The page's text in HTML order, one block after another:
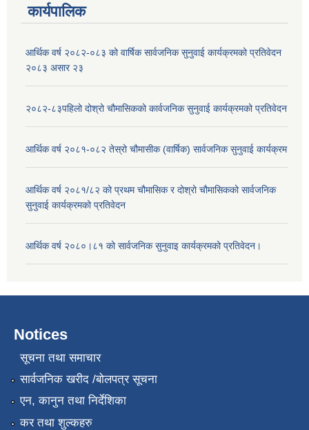
कार्यपालिक
आर्थिक वर्ष २०८२-०८३ को वार्षिक सार्वजनिक सुनुवाई कार्यक्रमको प्रतिवेदन
२०८३ असार २३
२०८२-८३पहिलो दोश्रो चौमासिकको कार्वजनिक सुनुवाई कार्यक्रमको प्रतिवेदन
आर्थिक वर्ष २०८१-०८२ तेस्रो चौमासीक (वार्षिक) सार्वजनिक सुनुवाई कार्यक्रम
आर्थिक वर्ष २०८१/८२ को प्रथम चौमासिक र दोश्रो चौमासिकको सार्वजनिक
सुनुवाई कार्यक्रमको प्रतिवेदन
आर्थिक वर्ष २०८०।८१ को सार्वजनिक सुनुवाइ कार्यक्रमको प्रतिवेदन।
Notices
सूचना तथा समाचार
सार्वजनिक खरीद /बोलपत्र सूचना
एन, कानुन तथा निर्देशिका
कर तथा शुल्कहरु